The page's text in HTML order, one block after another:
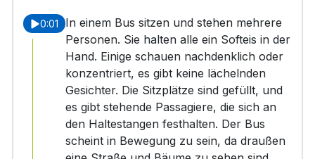
0:01
In einem Bus sitzen und stehen mehrere
Personen. Sie halten alle ein Softeis in der
Hand. Einige schauen nachdenklich oder
konzentriert, es gibt keine lächelnden
Gesichter. Die Sitzplätze sind gefüllt, und
es gibt stehende Passagiere, die sich an
den Haltestangen festhalten. Der Bus
scheint in Bewegung zu sein, da draußen